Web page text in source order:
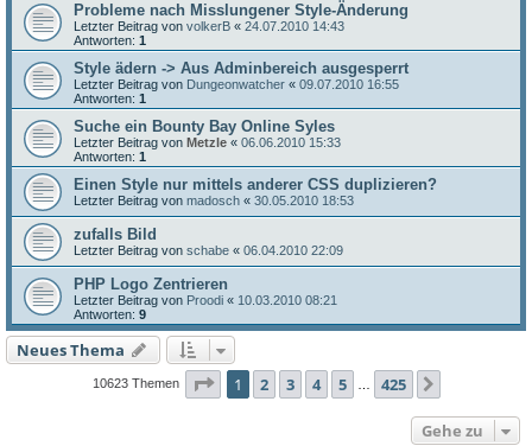
Probleme nach Misslungener Style-Änderung
Letzter Beitrag von volkerB « 24.07.2010 14:43
Antworten: 1
Style ädern -> Aus Adminbereich ausgesperrt
Letzter Beitrag von Dungeonwatcher « 09.07.2010 16:55
Antworten: 1
Suche ein Bounty Bay Online Syles
Letzter Beitrag von Metzle « 06.06.2010 15:33
Antworten: 1
Einen Style nur mittels anderer CSS duplizieren?
Letzter Beitrag von madosch « 30.05.2010 18:53
zufalls Bild
Letzter Beitrag von schabe « 06.04.2010 22:09
PHP Logo Zentrieren
Letzter Beitrag von Proodi « 10.03.2010 08:21
Antworten: 9
Neues Thema
10623 Themen Seite 1von 425
1 2 3 4 5 425
Gehe zu